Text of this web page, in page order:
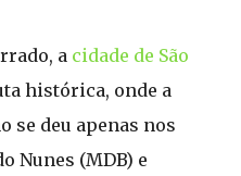
a cidade de São
histórica, onde a
se deu apenas nos
Nunes (MDB) e